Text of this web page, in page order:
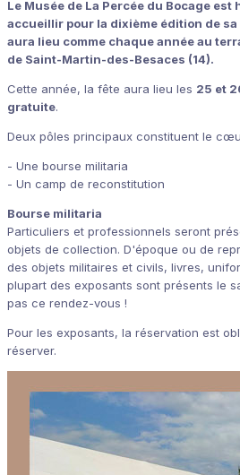
Le Musée de La Percée du Bocage est
accueillir pour la dixième édition de sa
aura lieu comme chaque année au
de Saint-Martin-des-Besaces (14).
Cette année, la fête aura lieu les 25 et
gratuite.
Deux pôles principaux constituent le
- Une bourse militaria
- Un camp de reconstitution
Bourse militaria
Particuliers et professionnels seront
objets de collection. D'époque ou de
des objets militaires et civils, livres,
plupart des exposants sont présents le
pas ce rendez-vous !
Pour les exposants, la réservation est
réserver.